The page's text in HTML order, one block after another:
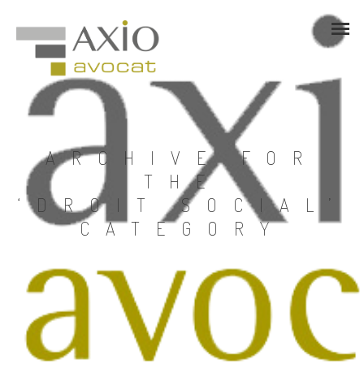
ARCHIVE FOR
THE
‘DROIT SOCIAL’
CATEGORY